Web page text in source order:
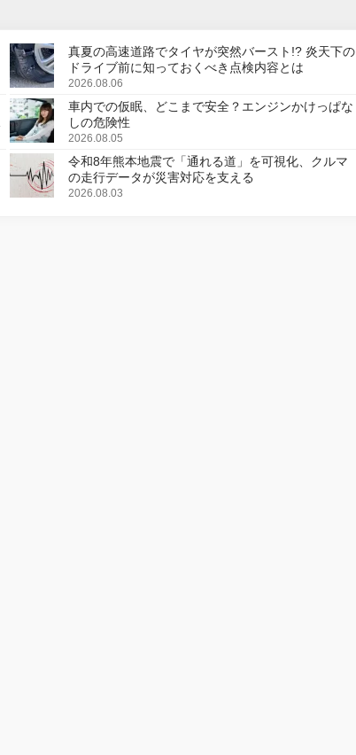
真夏の高速道路でタイヤが突然バースト!? 炎天下の
ドライブ前に知っておくべき点検内容とは
2026.08.06
車内での仮眠、どこまで安全？エンジンかけっぱな
しの危険性
2026.08.05
令和8年熊本地震で「通れる道」を可視化、クルマ
の走行データが災害対応を支える
2026.08.03